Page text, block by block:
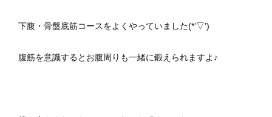
下腹・骨盤底筋コースをよくやっていました(*’▽’)
腹筋を意識するとお腹周りも一緒に鍛えられますよ♪